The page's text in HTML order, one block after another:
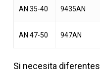
AN 35-40 9435AN
AN 47-50 947AN
Si necesita diferentes